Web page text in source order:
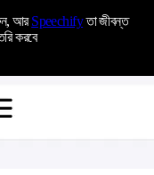
আরSpeechifyতা জীবন্ত
করবে